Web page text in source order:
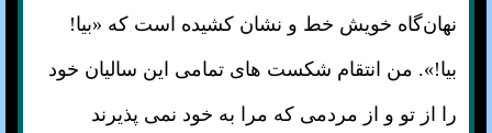
نهان‌گاه خویش خط و نشان کشیده است که «بیا!
بیا!». من انتقام شکست های تمامی این سالیان خود
را از تو و از مردمی که مرا به خود نمی پذیرند